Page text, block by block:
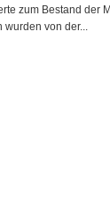
zum Bestand
wurden von der...